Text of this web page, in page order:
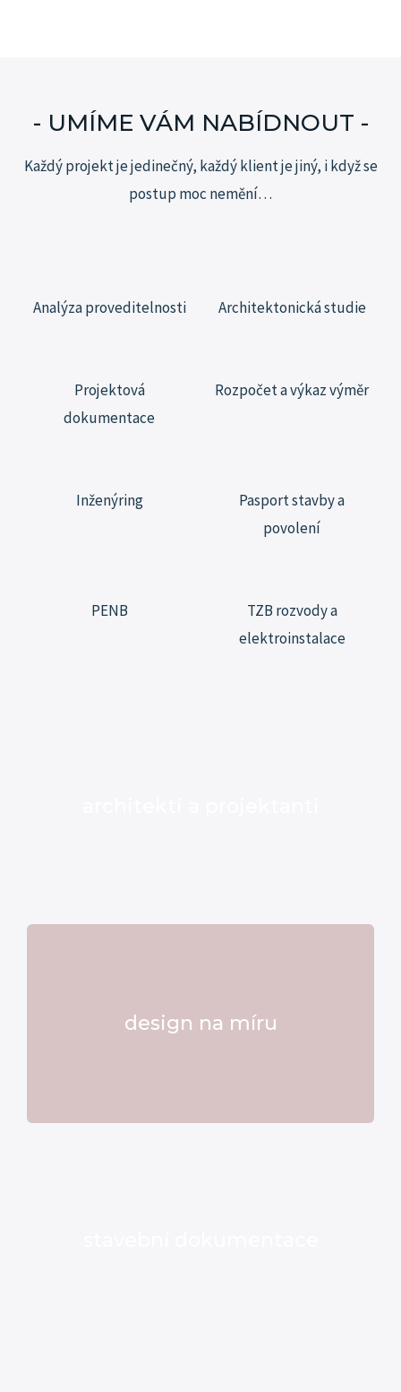
- UMÍME VÁM NABÍDNOUT -
Každý projekt je jedinečný, každý klient je jiný, i když se
postup moc nemění…
Analýza proveditelnosti Architektonická studie
Projektová
dokumentace
Rozpočet a výkaz výměr
Inženýring
Pasport stavby a
povolení
PENB
TZB rozvody a
elektroinstalace
design na míru